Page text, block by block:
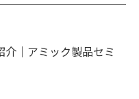
介｜アミック製品セミ